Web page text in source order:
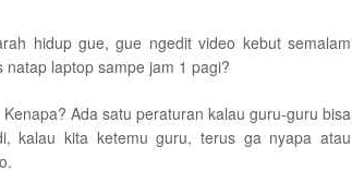
hidup gue, gue ngedit video kebut semalam
laptop sampe jam 1 pagi?
Ada satu peraturan kalau guru-guru bisa
kalau kita ketemu guru, terus ga nyapa atau